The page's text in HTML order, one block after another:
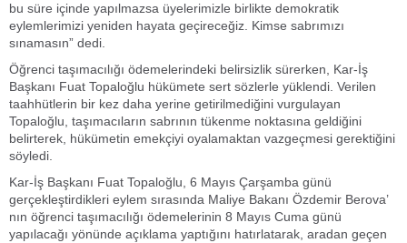
bu süre içinde yapılmazsa üyelerimizle birlikte demokratik
eylemlerimizi yeniden hayata geçireceğiz. Kimse sabrımızı
sınamasın” dedi.
Öğrenci taşımacılığı ödemelerindeki belirsizlik sürerken, Kar-İş
Başkanı Fuat Topaloğlu hükümete sert sözlerle yüklendi. Verilen
taahhütlerin bir kez daha yerine getirilmediğini vurgulayan
Topaloğlu, taşımacıların sabrının tükenme noktasına geldiğini
belirterek, hükümetin emekçiyi oyalamaktan vazgeçmesi gerektiğini
söyledi.
Kar-İş Başkanı Fuat Topaloğlu, 6 Mayıs Çarşamba günü
gerçekleştirdikleri eylem sırasında Maliye Bakanı Özdemir Berova’
nın öğrenci taşımacılığı ödemelerinin 8 Mayıs Cuma günü
yapılacağı yönünde açıklama yaptığını hatırlatarak, aradan geçen